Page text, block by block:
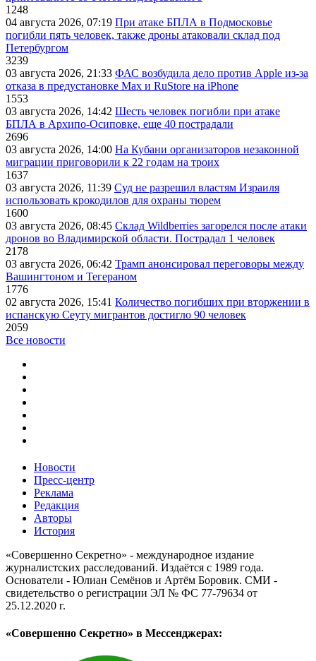
1248
04 августа 2026, 07:19 При атаке БПЛА в Подмосковье
погибли пять человек, также дроны атаковали склад под
Петербургом
3239
03 августа 2026, 21:33 ФАС возбудила дело против Apple из-за
отказа в предустановке Max и RuStore на iPhone
1553
03 августа 2026, 14:42 Шесть человек погибли при атаке
БПЛА в Архипо-Осиповке, еще 40 пострадали
2696
03 августа 2026, 14:00 На Кубани организаторов незаконной
миграции приговорили к 22 годам на троих
1637
03 августа 2026, 11:39 Суд не разрешил властям Израиля
использовать крокодилов для охраны тюрем
1600
03 августа 2026, 08:45 Склад Wildberries загорелся после атаки
дронов во Владимирской области. Пострадал 1 человек
2178
03 августа 2026, 06:42 Трамп анонсировал переговоры между
Вашингтоном и Тегераном
1776
02 августа 2026, 15:41 Количество погибших при вторжении в
испанскую Сеуту мигрантов достигло 90 человек
2059
Все новости
Новости
Пресс-центр
Реклама
Редакция
Авторы
История
«Совершенно Секретно» - международное издание
журналистских расследований. Издаётся с 1989 года.
Основатели - Юлиан Семёнов и Артём Боровик. CМИ -
свидетельство о регистрации ЭЛ № ФС 77-79634 от
25.12.2020 г.
«Совершенно Секретно» в Мессенджерах: